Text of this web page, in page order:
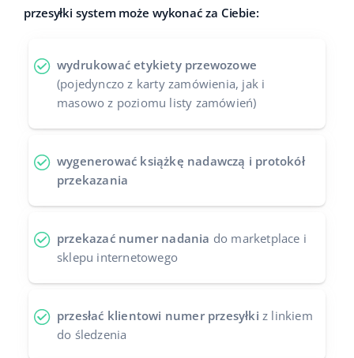
Super Merchant
Base Analytics
Base Connect
Base Courier
Audyt konta
Case Study
Kalkulator korzyści
Odwiedź nas na:
español (AR)
Français
polski
português (BR)
中文
przesyłki system może wykonać za Ciebie:
wydrukować etykiety przewozowe
(pojedynczo z karty zamówienia, jak i
masowo z poziomu listy zamówień)
wygenerować książkę nadawczą i protokół
przekazania
przekazać numer nadania do marketplace i
sklepu internetowego
przesłać klientowi numer przesyłki z linkiem
do śledzenia